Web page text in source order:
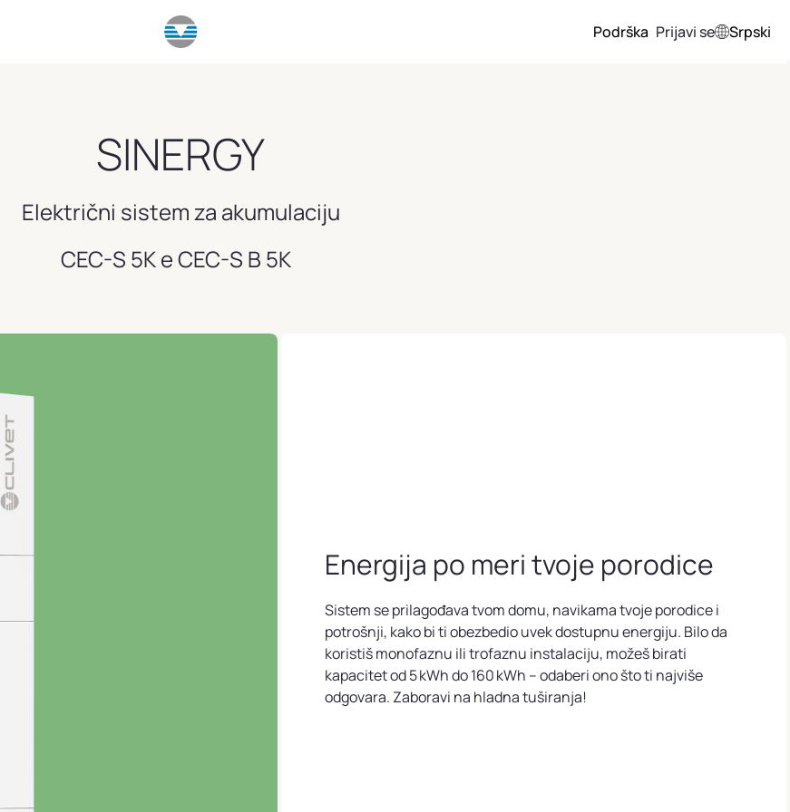
Podrška Prijavi se Srpski
SINERGY
Električni sistem za akumulaciju
CEC-S 5K e CEC-S B 5K
Energija po meri tvoje porodice
Sistem se prilagođava tvom domu, navikama tvoje porodice i
potrošnji, kako bi ti obezbedio uvek dostupnu energiju. Bilo da
koristiš monofaznu ili trofaznu instalaciju, možeš birati
kapacitet od 5 kWh do 160 kWh – odaberi ono što ti najviše
odgovara. Zaboravi na hladna tuširanja!